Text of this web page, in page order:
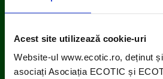
Acest site utilizează cookie-uri
Website-ul www.ecotic.ro, deținut
asociați Asociația ECOTIC și